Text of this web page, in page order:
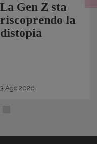
La Gen Z sta
riscoprendo la
distopia
3 Ago 2026